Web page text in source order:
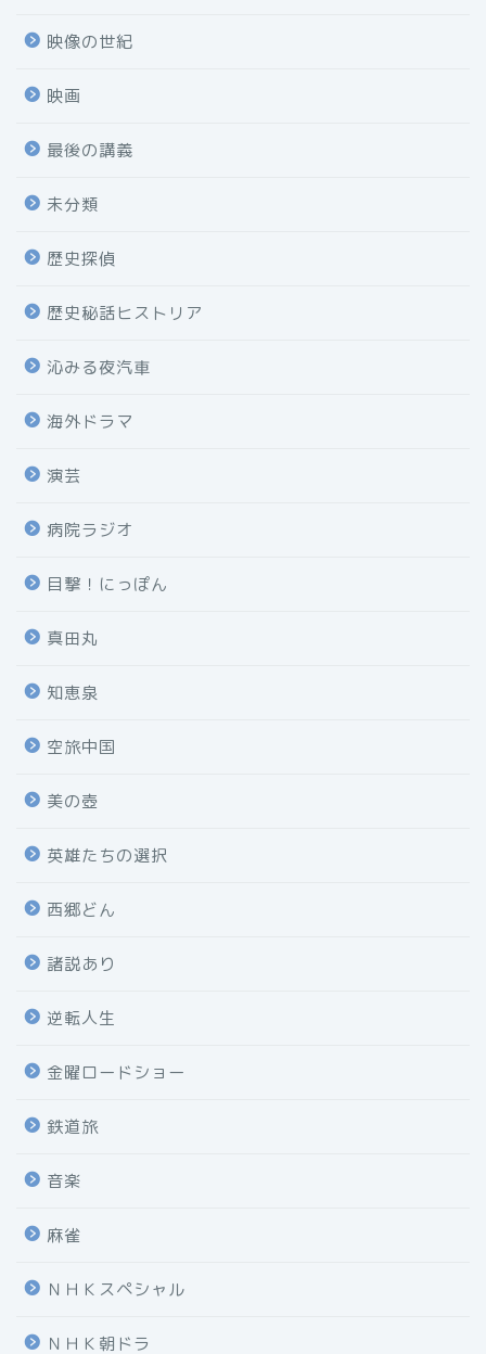
映像の世紀
映画
最後の講義
未分類
歴史探偵
歴史秘話ヒストリア
沁みる夜汽車
海外ドラマ
演芸
病院ラジオ
目撃！にっぽん
真田丸
知恵泉
空旅中国
美の壺
英雄たちの選択
西郷どん
諸説あり
逆転人生
金曜ロードショー
鉄道旅
音楽
麻雀
ＮＨＫスペシャル
ＮＨＫ朝ドラ